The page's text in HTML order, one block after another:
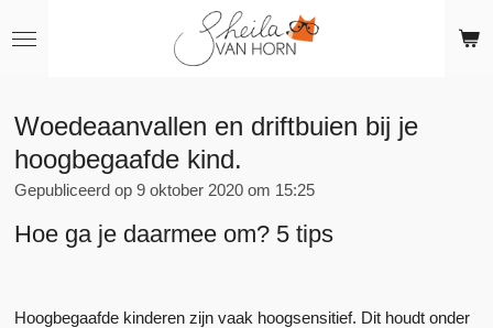
direct
hoofdinhoud
Woedeaanvallen en driftbuien bij je
hoogbegaafde kind.
Gepubliceerd op 9 oktober 2020 om 15:25
Hoe ga je daarmee om? 5 tips
Hoogbegaafde kinderen zijn vaak hoogsensitief. Dit houdt onder